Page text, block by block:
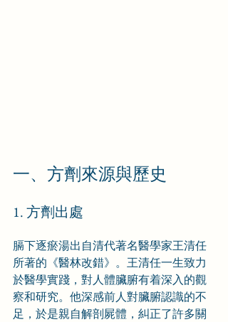
一、方劑來源與歷史
1. 方劑出處
膈下逐瘀湯出自清代著名醫學家王清任
所著的《醫林改錯》。王清任一生致力
於醫學實踐，對人體臟腑有着深入的觀
察和研究。他深感前人對臟腑認識的不
足，於是親自解剖屍體，糾正了許多關